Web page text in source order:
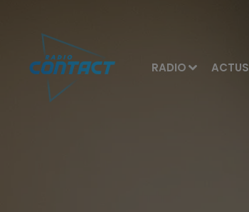
RADIO ACTUS